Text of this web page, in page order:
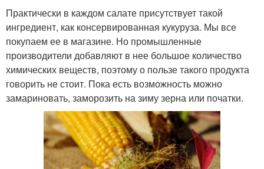
Практически в каждом салате присутствует такой
ингредиент, как консервированная кукуруза. Мы все
покупаем ее в магазине. Но промышленные
производители добавляют в нее большое количество
химических веществ, поэтому о пользе такого продукта
говорить не стоит. Пока есть возможность можно
замариновать, заморозить на зиму зерна или початки.